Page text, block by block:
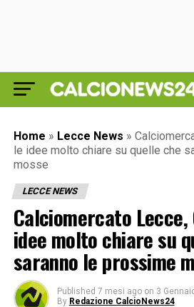
Home » Lecce News »
le idee molto chiare su quelle che
mosse
LECCE NEWS
Calciomercato Lecce,
idee molto chiare su
saranno le prossime
Published 7 mesi ago on 3
By Redazione CalcioNews24